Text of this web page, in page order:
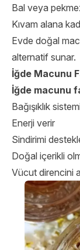
Bal veya pekmez
Kıvam alana
Evde doğal
alternatif sunar.
İğde Macunu
İğde macunu
Bağışıklık
Enerji verir
Sindirimi
Doğal içerikli
Vücut direncini